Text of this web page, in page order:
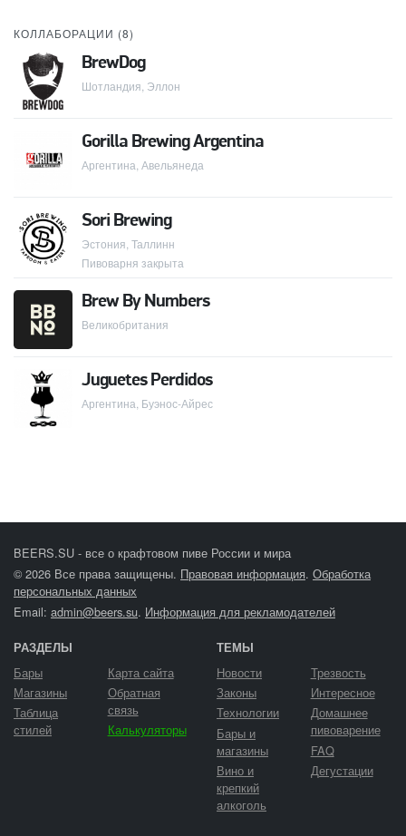
КОЛЛАБОРАЦИИ (8)
BrewDog
Шотландия, Эллон
Gorilla Brewing Argentina
Аргентина, Авельянеда
Sori Brewing
Эстония, Таллинн
Пивоварня закрыта
Brew By Numbers
Великобритания
Juguetes Perdidos
Аргентина, Буэнос-Айрес
BEERS.SU - все о крафтовом пиве России и мира
© 2026 Все права защищены. Правовая информация. Обработка
персональных данных
Email: admin@beers.su. Информация для рекламодателей
РАЗДЕЛЫ
Бары
Магазины
Таблица
стилей
Карта сайта
Обратная
связь
Калькуляторы
ТЕМЫ
Новости
Законы
Технологии
Бары и
магазины
Вино и
крепкий
алкоголь
Трезвость
Интересное
Домашнее
пивоварение
FAQ
Дегустации